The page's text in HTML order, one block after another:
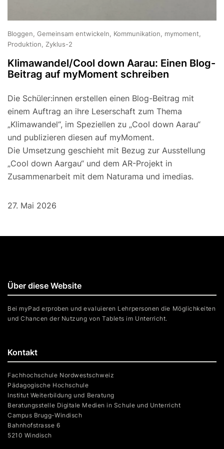
Bloggen, Gemeinsam entwickeln, Kommunikation, mymoment,
Produktion, Zyklus-2
Klimawandel/Cool down Aarau: Einen Blog-
Beitrag auf myMoment schreiben
Die Schüler:innen erstellen einen Blog-Beitrag mit
einem Auftrag an ihre Leserschaft zum Thema
„Klimawandel“, im Speziellen zu „Cool down Aarau“
und publizieren diesen auf myMoment.
Die Umsetzung geschieht mit Bezug zur Ausstellung
„Cool down Aargau“ und dem AR-Projekt in
Zusammenarbeit mit dem Naturama und imedias.
27. Mai 2026
Kontakt
Fachhochschule Nordwestschweiz
Pädagogische Hochschule
Institut Weiterbildung und Beratung
Beratungsstelle Digitale Medien in Schule und Unterricht
Campus Brugg-Windisch
Bahnhofstrasse 6
5210 Windisch
Über diese Website
Bei myPad erproben und evaluieren Lehrpersonen die Möglichkeiten
und Chancen der Nutzung von Tablets im Unterricht.